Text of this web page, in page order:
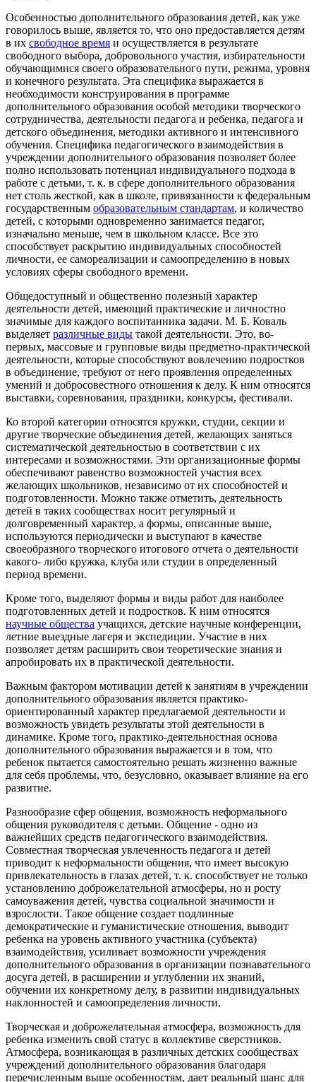
Особенностью дополнительного образования детей, как уже
говорилось выше, является то, что оно предоставляется детям
в их свободное время и осуществляется в результате
свободного выбора, добровольного участия, избирательности
обучающимися своего образовательного пути, режима, уровня
и конечного результата. Эта специфика выражается в
необходимости конструирования в программе
дополнительного образования особой методики творческого
сотрудничества, деятельности педагога и ребенка, педагога и
детского объединения, методики активного и интенсивного
обучения. Специфика педагогического взаимодействия в
учреждении дополнительного образования позволяет более
полно использовать потенциал индивидуального подхода в
работе с детьми, т. к. в сфере дополнительного образования
нет столь жесткой, как в школе, привязанности к федеральным
государственным образовательным стандартам, и количество
детей, с которыми одновременно занимается педагог,
изначально меньше, чем в школьном классе. Все это
способствует раскрытию индивидуальных способностей
личности, ее самореализации и самоопределению в новых
условиях сферы свободного времени.
Общедоступный и общественно полезный характер
деятельности детей, имеющий практические и личностно
значимые для каждого воспитанника задачи. М. Б. Коваль
выделяет различные виды такой деятельности. Это, во-
первых, массовые и групповые виды предметно-практической
деятельности, которые способствуют вовлечению подростков
в объединение, требуют от него проявления определенных
умений и добросовестного отношения к делу. К ним относятся
выставки, соревнования, праздники, конкурсы, фестивали.
Ко второй категории относятся кружки, студии, секции и
другие творческие объединения детей, желающих заняться
систематической деятельностью в соответствии с их
интересами и возможностями. Эти организационные формы
обеспечивают равенство возможностей участия всех
желающих школьников, независимо от их способностей и
подготовленности. Можно также отметить, деятельность
детей в таких сообществах носит регулярный и
долговременный характер, а формы, описанные выше,
используются периодически и выступают в качестве
своеобразного творческого итогового отчета о деятельности
какого- либо кружка, клуба или студии в определенный
период времени.
Кроме того, выделяют формы и виды работ для наиболее
подготовленных детей и подростков. К ним относятся
научные общества учащихся, детские научные конференции,
летние выездные лагеря и экспедиции. Участие в них
позволяет детям расширить свои теоретические знания и
апробировать их в практической деятельности.
Важным фактором мотивации детей к занятиям в учреждении
дополнительного образования является практико-
ориентированный характер предлагаемой деятельности и
возможность увидеть результаты этой деятельности в
динамике. Кроме того, практико-деятельностная основа
дополнительного образования выражается и в том, что
ребенок пытается самостоятельно решать жизненно важные
для себя проблемы, что, безусловно, оказывает влияние на его
развитие.
Разнообразие сфер общения, возможность неформального
общения руководителя с детьми. Общение - одно из
важнейших средств педагогического взаимодействия.
Совместная творческая увлеченность педагога и детей
приводит к неформальности общения, что имеет высокую
привлекательность в глазах детей, т. к. способствует не только
установлению доброжелательной атмосферы, но и росту
самоуважения детей, чувства социальной значимости и
взрослости. Такое общение создает подлинные
демократические и гуманистические отношения, выводит
ребенка на уровень активного участника (субъекта)
взаимодействия, усиливает возможности учреждения
дополнительного образования в организации познавательного
досуга детей, в расширении и углублении их знаний,
обучении их конкретному делу, в развитии индивидуальных
наклонностей и самоопределения личности.
Творческая и доброжелательная атмосфера, возможность для
ребенка изменить свой статус в коллективе сверстников.
Атмосфера, возникающая в различных детских сообществах
учреждений дополнительного образования благодаря
перечисленным выше особенностям, дает реальный шанс для